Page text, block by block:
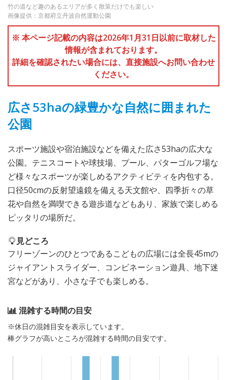
竹の道など趣のあるエリアが多く散策だけでも楽しい
画像提供：京都府立丹波自然運動公園
※ 本ページ記載の内容は2026年1月31日以前に取材した
情報が含まれております。
詳細を確認されたい場合には、直接施設へお問い合わせ
ください。
広さ53haの緑豊かな自然に囲まれた
公園
スポーツ施設や宿泊施設などを備えた広さ53haの広大な
公園。テニスコートや球技場、プール、パターゴルフ場な
ど様々なスポーツが楽しめるアクティビティを内包する。
口径50cmの反射望遠鏡を備える天文館や、四季折々の草
花や自然を満喫できる遊歩道などもあり、家族で楽しめる
ピッタリの場所だ。
見どころ
フリーゾーンのひとつであるこどもの広場には全長45mの
ジャイアントスライダー、コンビネーション遊具、地下迷
宮などがあり、小さな子でも楽しめる。
混雑する時間の目安
※休日の混雑目安を表示しています。
棒グラフが高いところが混雑する時間の目安です。